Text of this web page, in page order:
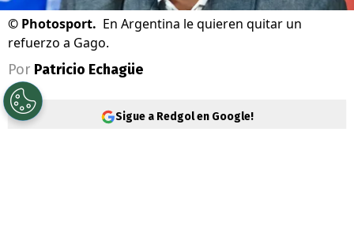
© Photosport. En Argentina le quieren quitar un
refuerzo a Gago.
Por Patricio Echagüe
Sigue a Redgol en Google!